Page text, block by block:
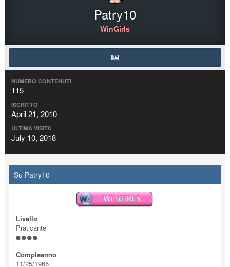
Patry10
WinGirls
NUMERO CONTENUTI
115
ISCRITTO
April 21, 2010
ULTIMA VISITA
July 10, 2018
Su Patry10
Livello
Praticante
Compleanno
11/25/1965